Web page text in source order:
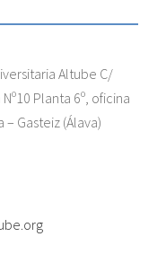
Altube C/
Planta 6º, oficina
– Gasteiz (Álava)